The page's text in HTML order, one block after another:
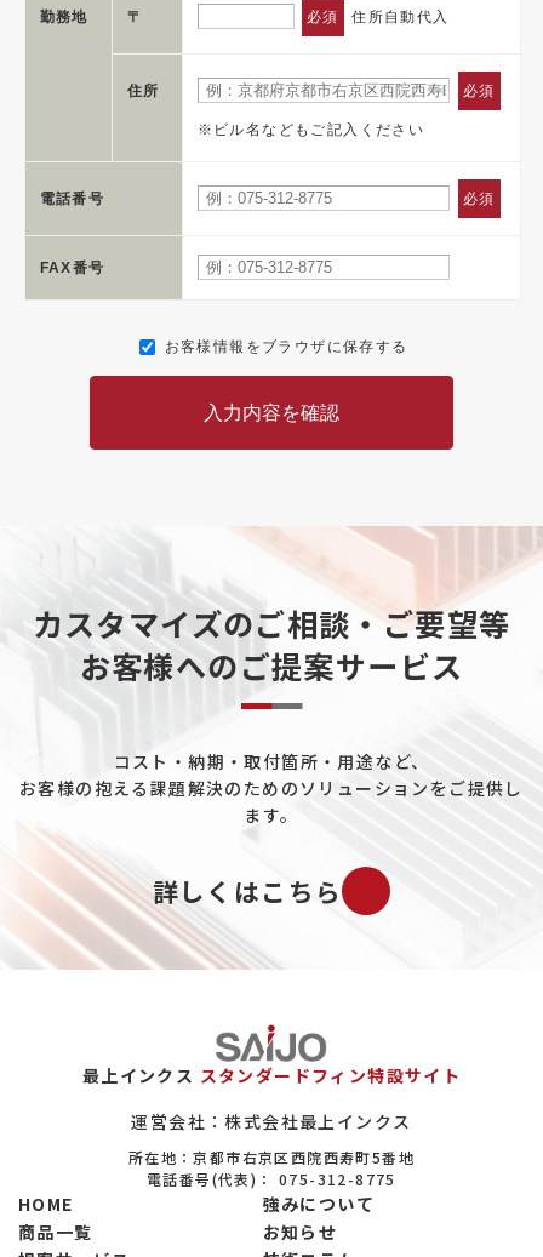
勤務地 〒 必須 住所自動代入
住所 必須
※ビル名などもご記入ください
電話番号 必須
FAX番号
お客様情報をブラウザに保存する
入力内容を確認
カスタマイズのご相談・ご要望等
お客様へのご提案サービス
コスト・納期・取付箇所・用途など、
お客様の抱える課題解決のためのソリューションをご提供し
ます。
詳しくはこちら
最上インクス スタンダードフィン特設サイト
運営会社：株式会社最上インクス
所在地：京都市右京区西院西寿町5番地
電話番号(代表)：075-312-8775
HOME
強みについて
商品一覧
お知らせ